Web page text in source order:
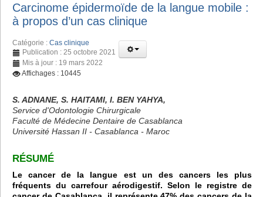
Carcinome épidermoïde de la langue mobile :
à propos d’un cas clinique
Catégorie : Cas clinique
Publication : 25 octobre 2021
Mis à jour : 19 mars 2022
Affichages : 10445
S. ADNANE, S. HAITAMI, I. BEN YAHYA,
Service d'Odontologie Chirurgicale
Faculté de Médecine Dentaire de Casablanca
Université Hassan II - Casablanca - Maroc
RÉSUMÉ
Le cancer de la langue est un des cancers les plus
fréquents du carrefour aérodigestif. Selon le registre de